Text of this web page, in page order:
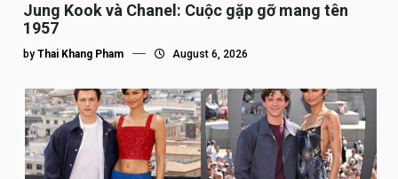
Jung Kook và Chanel: Cuộc gặp gỡ mang tên
1957
by Thai Khang Pham August 6, 2026